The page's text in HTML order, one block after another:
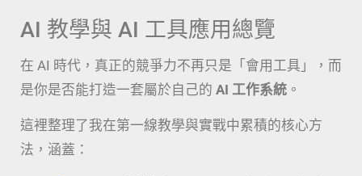
AI 教學與 AI 工具應用總覽
在 AI 時代，真正的競爭力不再只是「會用工具」，而
是你是否能打造一套屬於自己的 AI 工作系統 。
這裡整理了我在第一線教學與實戰中累積的核心方
法，涵蓋：